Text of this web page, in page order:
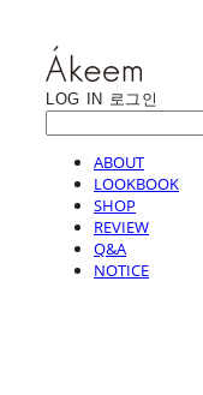
LOG IN 로그인
ABOUT
LOOKBOOK
SHOP
REVIEW
Q&A
NOTICE